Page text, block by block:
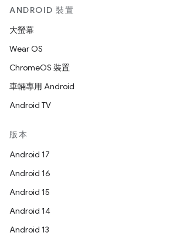
ANDROID 裝置
大螢幕
Wear OS
ChromeOS 裝置
車輛專用 Android
Android TV
版本
Android 17
Android 16
Android 15
Android 14
Android 13